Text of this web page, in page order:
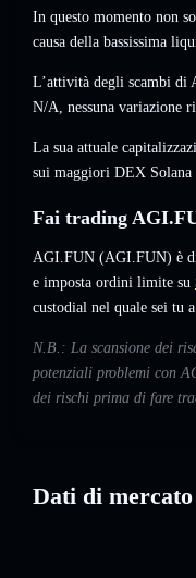
In questo momento non
causa della bassissima
L’attività degli scambi
N/A, nessuna variazione
La sua attuale
sui maggiori DEX Solana
Fai trading
AGI.FUN (AGI.FUN) è
e imposta ordini limite su
custodial nel quale sei tu
N.B.: La scansione dei
potenziali problemi con
dei rischi prima di fare
Dati di